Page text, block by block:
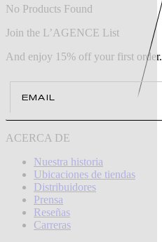
No Products Found
Join the L’AGENCE List
And enjoy 15% off your first order.
ACERCA DE
Nuestra historia
Ubicaciones de tiendas
Distribuidores
Prensa
Reseñas
Carreras